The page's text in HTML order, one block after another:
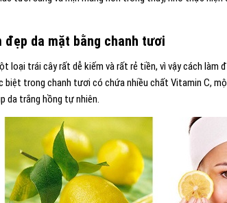
đẹp da mặt bằng chanh tươi
loại trái cây rất dễ kiếm và rất rẻ tiền, vì vậy cách làm
biệt trong chanh tươi có chứa nhiều chất Vitamin C,
da trắng hồng tự nhiên.